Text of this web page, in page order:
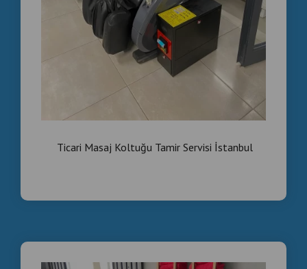
Ticari Masaj Koltuğu Tamir Servisi İstanbul